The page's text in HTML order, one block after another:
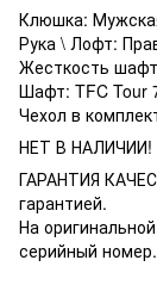
Клюшка:
Рука \ Лофт:
Жесткость
Шафт: TFC Tour
Чехол в
НЕТ В
ГАРАНТИЯ
гарантией.
На
серийный номер.